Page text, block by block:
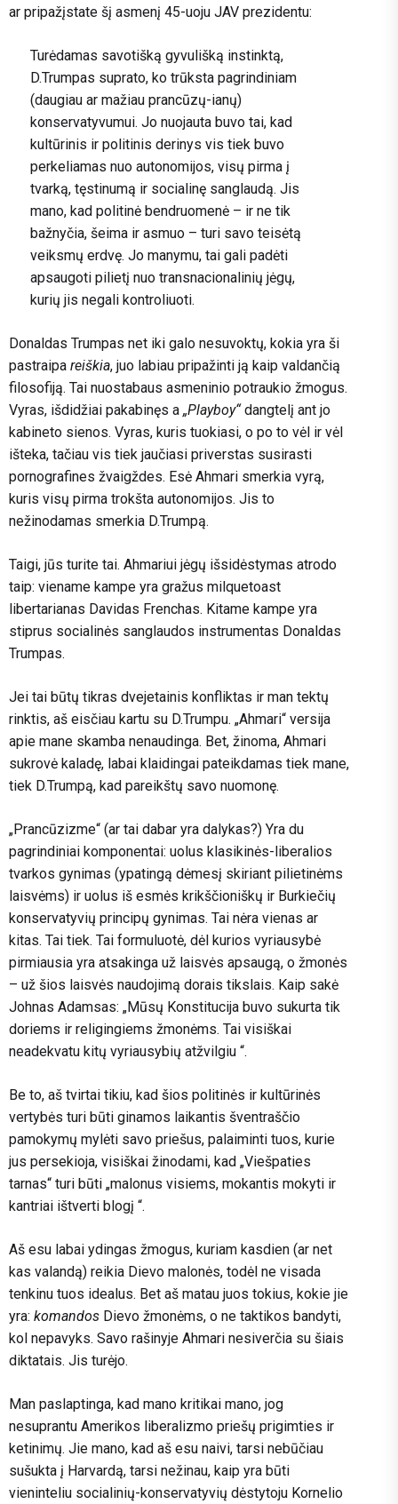
ar pripažįstate šį asmenį 45-uoju JAV prezidentu:
Turėdamas savotišką gyvulišką instinktą,
D.Trumpas suprato, ko trūksta pagrindiniam
(daugiau ar mažiau prancūzų-ianų)
konservatyvumui. Jo nuojauta buvo tai, kad
kultūrinis ir politinis derinys vis tiek buvo
perkeliamas nuo autonomijos, visų pirma į
tvarką, tęstinumą ir socialinę sanglaudą. Jis
mano, kad politinė bendruomenė – ir ne tik
bažnyčia, šeima ir asmuo – turi savo teisėtą
veiksmų erdvę. Jo manymu, tai gali padėti
apsaugoti pilietį nuo transnacionalinių jėgų,
kurių jis negali kontroliuoti.
Donaldas Trumpas net iki galo nesuvoktų, kokia yra ši
pastraipa reiškia, juo labiau pripažinti ją kaip valdančią
filosofiją. Tai nuostabaus asmeninio potraukio žmogus.
Vyras, išdidžiai pakabinęs a „Playboy“dangtelį ant jo
kabineto sienos. Vyras, kuris tuokiasi, o po to vėl ir vėl
išteka, tačiau vis tiek jaučiasi priverstas susirasti
pornografines žvaigždes. Esė Ahmari smerkia vyrą,
kuris visų pirma trokšta autonomijos. Jis to
nežinodamas smerkia D.Trumpą.
Taigi, jūs turite tai. Ahmariui jėgų išsidėstymas atrodo
taip: viename kampe yra gražus milquetoast
libertarianas Davidas Frenchas. Kitame kampe yra
stiprus socialinės sanglaudos instrumentas Donaldas
Trumpas.
Jei tai būtų tikras dvejetainis konfliktas ir man tektų
rinktis, aš eisčiau kartu su D.Trumpu. „Ahmari“ versija
apie mane skamba nenaudinga. Bet, žinoma, Ahmari
sukrovė kaladę, labai klaidingai pateikdamas tiek mane,
tiek D.Trumpą, kad pareikštų savo nuomonę.
„Prancūzizme“ (ar tai dabar yra dalykas?) Yra du
pagrindiniai komponentai: uolus klasikinės-liberalios
tvarkos gynimas (ypatingą dėmesį skiriant pilietinėms
laisvėms) ir uolus iš esmės krikščioniškų ir Burkiečių
konservatyvių principų gynimas. Tai nėra vienas ar
kitas. Tai tiek. Tai formuluotė, dėl kurios vyriausybė
pirmiausia yra atsakinga už laisvės apsaugą, o žmonės
– už šios laisvės naudojimą dorais tikslais. Kaip sakė
Johnas Adamsas: „Mūsų Konstitucija buvo sukurta tik
doriems ir religingiems žmonėms. Tai visiškai
neadekvatu kitų vyriausybių atžvilgiu “.
Be to, aš tvirtai tikiu, kad šios politinės ir kultūrinės
vertybės turi būti ginamos laikantis šventraščio
pamokymų mylėti savo priešus, palaiminti tuos, kurie
jus persekioja, visiškai žinodami, kad „Viešpaties
tarnas“ turi būti „malonus visiems, mokantis mokyti ir
kantriai ištverti blogį “.
Aš esu labai ydingas žmogus, kuriam kasdien (ar net
kas valandą) reikia Dievo malonės, todėl ne visada
tenkinu ​​tuos idealus. Bet aš matau juos tokius, kokie jie
yra: komandos Dievo žmonėms, o ne taktikos bandyti,
kol nepavyks. Savo rašinyje Ahmari nesiverčia su šiais
diktatais. Jis turėjo.
Man paslaptinga, kad mano kritikai mano, jog
nesuprantu Amerikos liberalizmo priešų prigimties ir
ketinimų. Jie mano, kad aš esu naivi, tarsi nebūčiau
sušukta į Harvardą, tarsi nežinau, kaip yra būti
vieninteliu socialinių-konservatyvių dėstytoju Kornelio